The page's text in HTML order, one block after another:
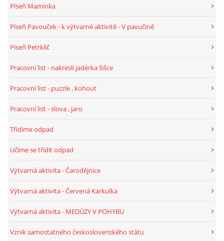
DUŠIČKY
SVATÁ KATEŘINA 25.LISTOPADU
MIKULÁŠ, ČERTI
VELIKONOCE
Píseň Maminka
Píseň Pavouček - k výtvarné aktivitě - V pavučině
Píseň Petrklíč
Pracovní list - nakresli jadérka šišce
Pracovní list - puzzle , kohout
Pracovní list - slova , jaro
Třídíme odpad
Učíme se třídit odpad
Výtvarná aktivita - Čarodějnice
Výtvarná aktivita - Červená Karkulka
Výtvarná aktivita - MEDÚZY V POHYBU
Vznik samostatného československého státu